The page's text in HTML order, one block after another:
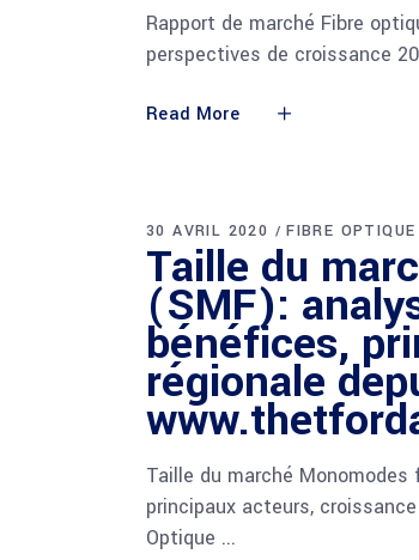
Rapport de marché Fibre
perspectives de croissance
Read More
30 AVRIL 2020 FIBRE OPTIQUE
Taille du
(SMF):
bénéfices,
régionale
Taille du marché
principaux acteurs,
Optique